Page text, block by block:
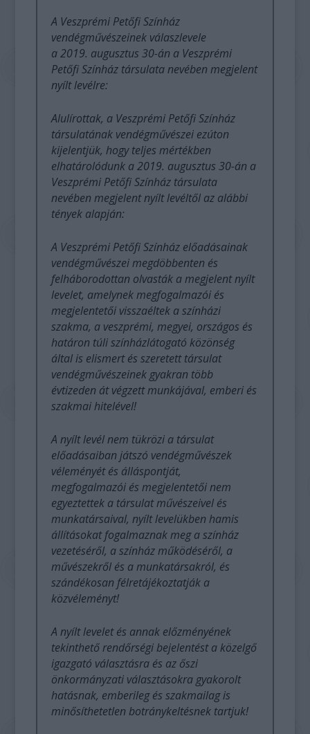
A Veszprémi Petőfi Színház
vendégművészeinek válaszlevele
a 2019. augusztus 30-án a Veszprémi
Petőfi Színház társulata nevében megjelent
nyílt levélre:
Alulírottak, a Veszprémi Petőfi Színház
társulatának vendégművészei ezúton
kijelentjük, hogy teljes mértékben
elhatárolódunk a 2019. augusztus 30-án a
Veszprémi Petőfi Színház társulata
nevében megjelent nyílt levéltől az alábbi
tények alapján:
A Veszprémi Petőfi Színház előadásainak
vendégművészei megdöbbenten és
felháborodottan olvasták a megjelent nyílt
levelet, amelynek megfogalmazói és
megjelentetői visszaéltek a színházi
szakma, a veszprémi, megyei, országos és
határon túli színházlátogató közönség
által is elismert és szeretett társulat
vendégművészeinek gyakran több
évtizeden át végzett munkájával, emberi és
szakmai hitelével!
A nyílt levél nem tükrözi a társulat
előadásaiban játszó vendégművészek
véleményét és álláspontját,
megfogalmazói és megjelentetői nem
egyeztettek a társulat művészeivel és
munkatársaival, nyílt levelükben hamis
állításokat fogalmaznak meg a színház
vezetéséről, a színház működéséről, a
művészekről és a munkatársakról, és
szándékosan félretájékoztatják a
közvéleményt!
A nyílt levelet és annak előzményének
tekinthető rendőrségi bejelentést a közelgő
igazgató választásra és az őszi
önkormányzati választásokra gyakorolt
hatásnak, emberileg és szakmailag is
minősíthetetlen botránykeltésnek tartjuk!